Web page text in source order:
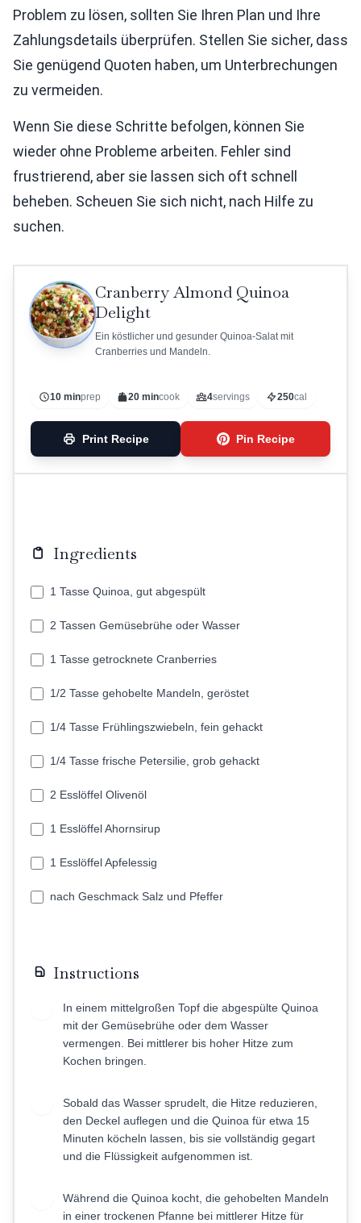
Problem zu lösen, sollten Sie Ihren Plan und Ihre
Zahlungsdetails überprüfen. Stellen Sie sicher, dass
Sie genügend Quoten haben, um Unterbrechungen
zu vermeiden.
Wenn Sie diese Schritte befolgen, können Sie
wieder ohne Probleme arbeiten. Fehler sind
frustrierend, aber sie lassen sich oft schnell
beheben. Scheuen Sie sich nicht, nach Hilfe zu
suchen.
Cranberry Almond Quinoa
Delight
Ein köstlicher und gesunder Quinoa-Salat mit
Cranberries und Mandeln.
10 minprep 20 mincook 4servings 250cal
Print Recipe Pin Recipe
Ingredients
1 Tasse Quinoa, gut abgespült
2 Tassen Gemüsebrühe oder Wasser
1 Tasse getrocknete Cranberries
1/2 Tasse gehobelte Mandeln, geröstet
1/4 Tasse Frühlingszwiebeln, fein gehackt
1/4 Tasse frische Petersilie, grob gehackt
2 Esslöffel Olivenöl
1 Esslöffel Ahornsirup
1 Esslöffel Apfelessig
nach Geschmack Salz und Pfeffer
Instructions
In einem mittelgroßen Topf die abgespülte Quinoa
mit der Gemüsebrühe oder dem Wasser
vermengen. Bei mittlerer bis hoher Hitze zum
Kochen bringen.
Sobald das Wasser sprudelt, die Hitze reduzieren,
den Deckel auflegen und die Quinoa für etwa 15
Minuten köcheln lassen, bis sie vollständig gegart
und die Flüssigkeit aufgenommen ist.
Während die Quinoa kocht, die gehobelten Mandeln
in einer trockenen Pfanne bei mittlerer Hitze für